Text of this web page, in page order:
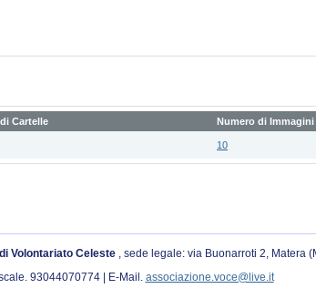
Cartelle
Numero di Immagini
10
Volontariato Celeste , sede legale: via Buonarroti 2, Matera
93044070774 | E-Mail. associazione.voce@live.it